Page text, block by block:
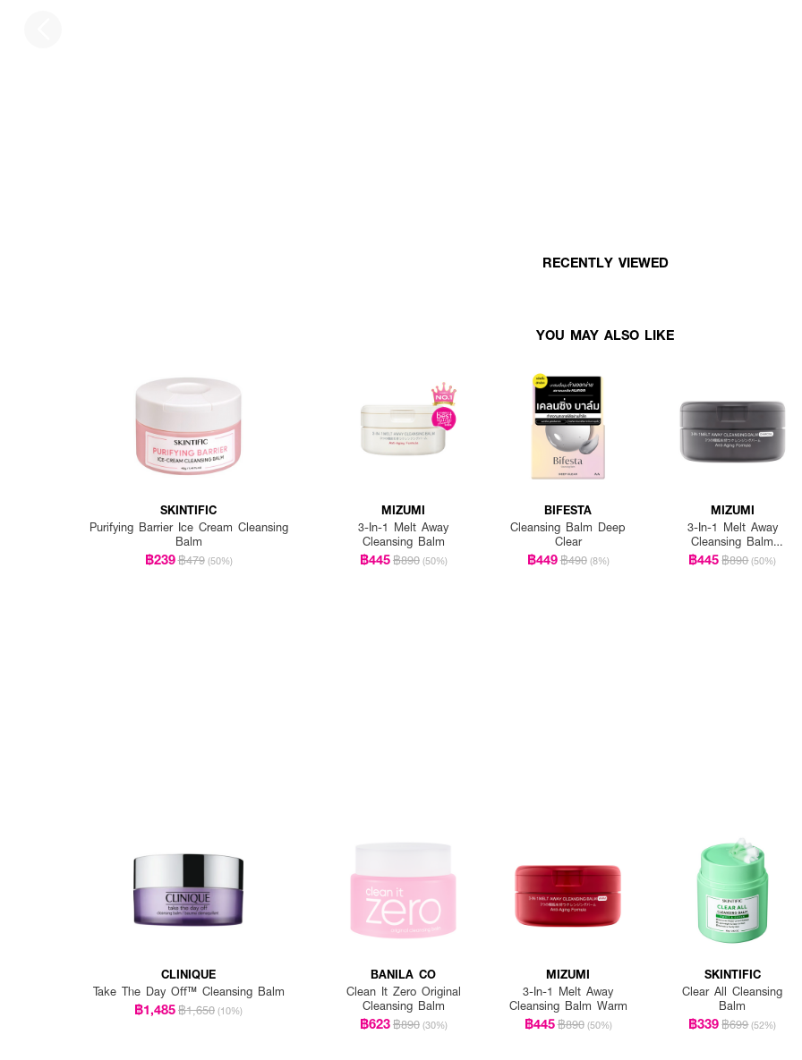
RECENTLY VIEWED
YOU MAY ALSO LIKE
SKINTIFIC
Purifying Barrier Ice Cream Cleansing
Balm
฿239฿479 (50%)
MIZUMI
3-In-1 Melt Away
Cleansing Balm
฿445฿890 (50%)
BIFESTA
Cleansing Balm Deep
Clear
฿449฿490 (8%)
MIZUMI
3-In-1 Melt Away
Cleansing Balm
Charcoal
฿445฿890 (50%)
CLINIQUE
Take The Day Off™ Cleansing Balm
฿1,485฿1,650 (10%)
BANILA CO
Clean It Zero Original
Cleansing Balm
฿623฿890 (30%)
MIZUMI
3-In-1 Melt Away
Cleansing Balm Warm
฿445฿890 (50%)
SKINTIFIC
Clear All Cleansing
Balm
฿339฿699 (52%)